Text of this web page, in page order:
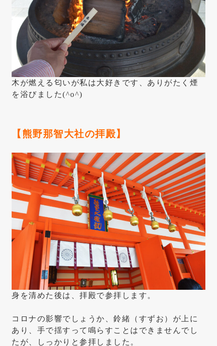
木が燃える匂いが私は大好きです、ありがたく煙
を浴びました(^o^)
【熊野那智大社の拝殿】
身を清めた後は、拝殿で参拝します。
コロナの影響でしょうか、鈴緒（すずお）が上に
あり、手で揺すって鳴らすことはできませんでし
たが、しっかりと参拝しました。